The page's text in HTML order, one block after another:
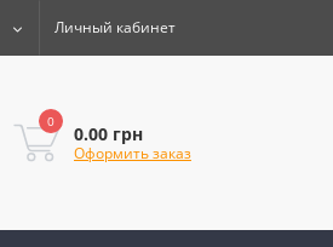
Личный кабинет
0
0.00 грн
Оформить заказ